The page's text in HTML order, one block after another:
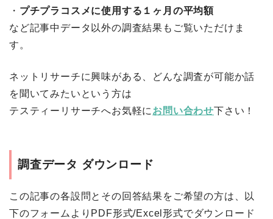
・ プチプラコスメに使用する１ヶ月の平均額
など記事中データ以外の調査結果もご覧いただけま
す。
ネットリサーチに興味がある、どんな調査が可能か話
を聞いてみたいという方は
テスティーリサーチへお気軽に お問い合わせ下さい！
調査データ ダウンロード
この記事の各設問とその回答結果をご希望の方は、以
下のフォームよりPDF形式/Excel形式でダウンロード